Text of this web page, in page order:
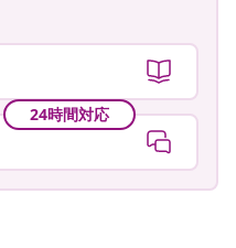
24時間対応